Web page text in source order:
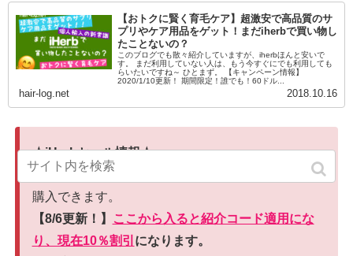
【おトクに賢く育毛ケア】超激安で高品質のサ
プリやケア用品をゲット！まだiherbで買い物し
たことないの？
このブログでも散々紹介していますが、iherbほんと安いで
す。 まだ利用していない人は、もう今すぐにでも利用しても
らいたいですね～ ひとまず。 【キャンペーン情報】
2020/1/10更新！ 期間限定！誰でも！60ドル...
hair-log.net 2018.10.16
☆iHerbセール情報☆
サプリ大国アメリカの高品質サプリを、現地価格で
購入できます。
【8/6更新！】
ここから入ると紹介コード適用にな
り、現在10％割引 になります。